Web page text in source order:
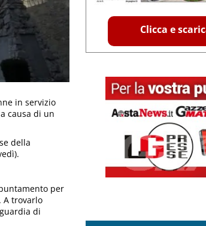
in servizio
causa di un
della
per
A trovarlo
di
Clicca e